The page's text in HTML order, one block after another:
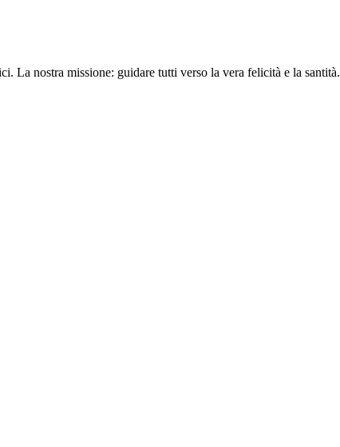
La nostra missione: guidare tutti verso la vera felicità e la santità.